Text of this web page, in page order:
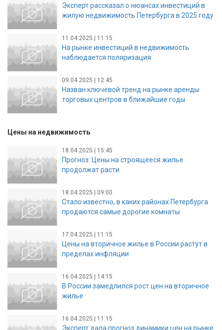
Эксперт рассказал о нюансах инвестиций в
жилую недвижимость Петербурга в 2025 году
11.04.2025 | 11:15
На рынке инвестиций в недвижимость
наблюдается поляризация
09.04.2025 | 12:45
Назван ключевой тренд на рынке аренды
торговых центров в ближайшие годы
Цены на недвижимость
18.04.2025 | 15:45
Прогноз: Цены на строящееся жилье
продолжат расти
18.04.2025 | 09:00
Стало известно, в каких районах Петербурга
продаются самые дорогие комнаты
17.04.2025 | 11:15
Цены на вторичное жилье в России растут в
пределах инфляции
16.04.2025 | 14:15
В России замедлился рост цен на вторичное
жилье
16.04.2025 | 11:15
Эксперт дала прогноз динамики цен на рынке